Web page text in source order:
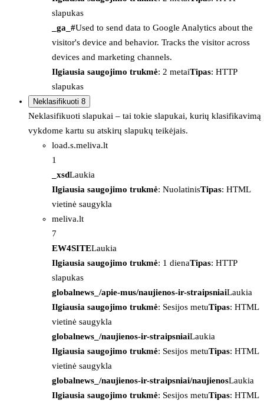
slapukas
_ga_#Used to send data to Google Analytics about the
visitor's device and behavior. Tracks the visitor across
devices and marketing channels.
Ilgiausia saugojimo trukmė: 2 metaiTipas: HTTP
slapukas
Neklasifikuoti 8
Neklasifikuoti slapukai – tai tokie slapukai, kurių klasifikavimą
vykdome kartu su atskirų slapukų teikėjais.
load.s.meliva.lt
1
_xsdLaukia
Ilgiausia saugojimo trukmė: NuolatinisTipas: HTML
vietinė saugykla
meliva.lt
7
EW4SITELaukia
Ilgiausia saugojimo trukmė: 1 dienaTipas: HTTP
slapukas
globalnews_/apie-mus/naujienos-ir-straipsniaiLaukia
Ilgiausia saugojimo trukmė: Sesijos metuTipas: HTML
vietinė saugykla
globalnews_/naujienos-ir-straipsniaiLaukia
Ilgiausia saugojimo trukmė: Sesijos metuTipas: HTML
vietinė saugykla
globalnews_/naujienos-ir-straipsniai/naujienosLaukia
Ilgiausia saugojimo trukmė: Sesijos metuTipas: HTML